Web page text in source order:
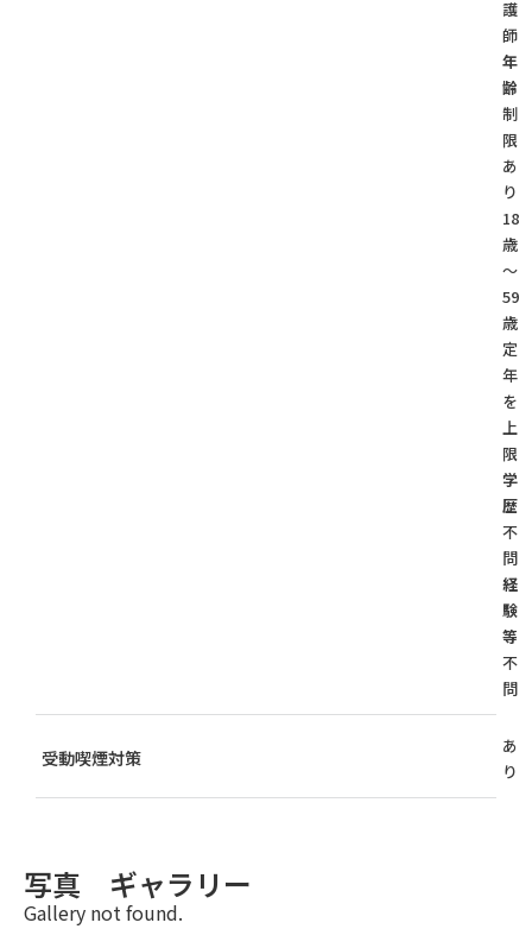
護
師
年
齢
制
限
あ
り
18
歳
～
59
歳
定
年
を
上
限
学
歴
不
問
経
験
等
不
問
受動喫煙対策
あ
り
写真 ギャラリー
Gallery not found.